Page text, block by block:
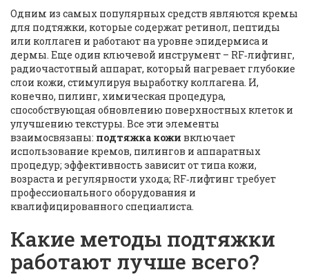
Одним из самых популярных средств являются кремы
для подтяжки, которые содержат ретинол, пептиды
или коллаген и работают на уровне эпидермиса и
дермы. Еще один ключевой инструмент – RF‑лифтинг,
радиочастотный аппарат, который нагревает глубокие
слои кожи, стимулируя выработку коллагена. И,
конечно, пилинг, химическая процедура,
способствующая обновлению поверхностных клеток и
улучшению текстуры. Все эти элементы
взаимосвязаны: подтяжка кожи включает
использование кремов, пилингов и аппаратных
процедур; эффективность зависит от типа кожи,
возраста и регулярности ухода; RF‑лифтинг требует
профессионального оборудования и
квалифицированного специалиста.
Какие методы подтяжки
работают лучше всего?